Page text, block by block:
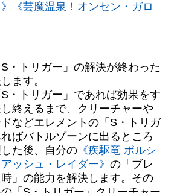
《芸魔温泉！オンセン・ガロ
・トリガー」の解決が終わった
ます。
・トリガー」であれば効果をす
終えるまで、クリーチャーや
などエレメントの「S・トリガ
ばバトルゾーンに出るところ
た後、自分の 《疾駆竜 ボルシ
ッシュ・レイダー》 の「ブレ
」の能力を解決します。その